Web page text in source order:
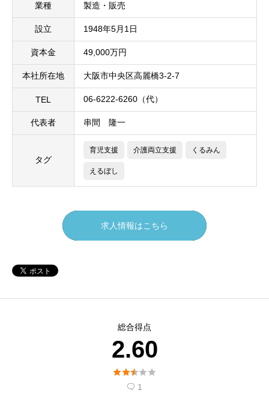
業種 製造・販売
設立 1948年5月1日
資本金 49,000万円
本社所在地 大阪市中央区高麗橋3-2-7
TEL 06-6222-6260（代）
代表者 串間 隆一
タグ
育児支援 介護両立支援 くるみん
えるぼし
求人情報はこちら
総合得点
2.60

 1